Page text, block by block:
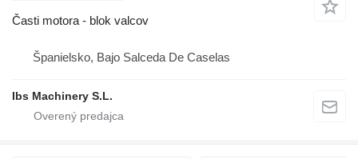
Časti motora - blok valcov
Španielsko, Bajo Salceda De Caselas
Ibs Machinery S.L.